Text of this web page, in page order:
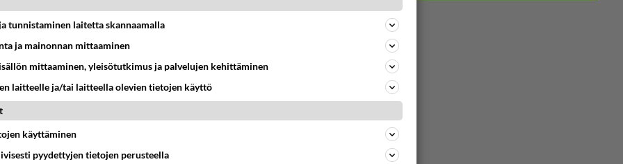
KESKUSTELUT
voita reilusti, persut kumoavat demokratian Suomesta
Näin tekisi ainakin Rydman seuratessaan idolinsa Trumpin mallia https://www.is.fi/politiikka/art-2000012187244.html
1533
tunnistaminen laitetta skannaamalla
ja mainonnan mittaaminen
mittaaminen, yleisötutkimus ja palvelujen kehittäminen
laitteelle ja/tai laitteella olevien tietojen käyttö
käyttäminen
pyydettyjen tietojen perusteella